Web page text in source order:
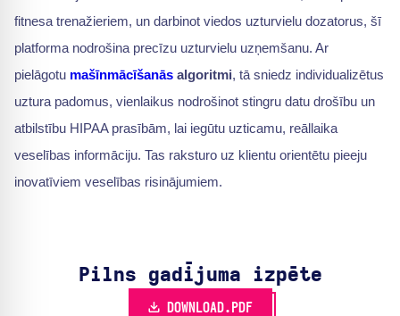
fitnesa trenažieriem, un darbinot viedos uzturvielu dozatorus, šī
platforma nodrošina precīzu uzturvielu uzņemšanu. Ar
pielāgotu mašīnmācīšanās algoritmi, tā sniedz individualizētus
uztura padomus, vienlaikus nodrošinot stingru datu drošību un
atbilstību HIPAA prasībām, lai iegūtu uzticamu, reāllaika
veselības informāciju. Tas raksturo uz klientu orientētu pieeju
inovatīviem veselības risinājumiem.
Pilns gadījuma izpēte
DOWNLOAD.PDF